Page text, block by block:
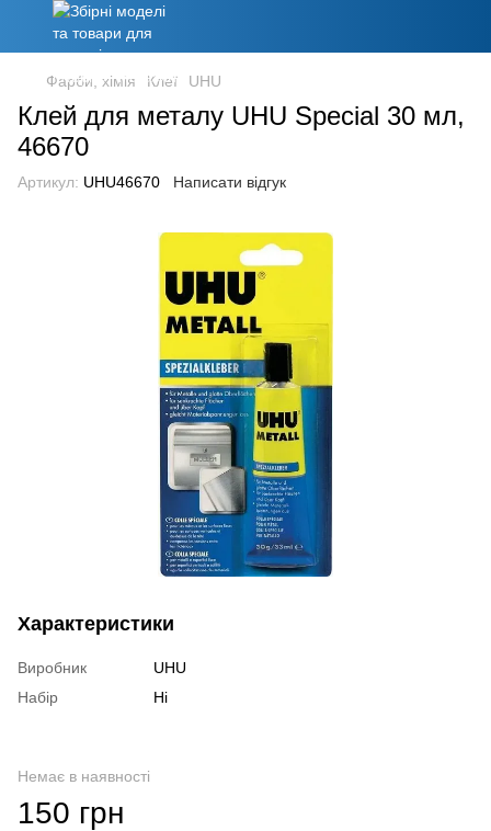
Фарби, хімія Клеї UHU
Клей для металу UHU Special 30 мл,
46670
Артикул: UHU46670 Написати відгук
Характеристики
Виробник
UHU
Набір
Ні
Немає в наявності
150 грн